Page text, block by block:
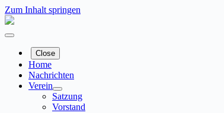
Zum Inhalt springen
Close
Home
Nachrichten
Verein
Satzung
Vorstand